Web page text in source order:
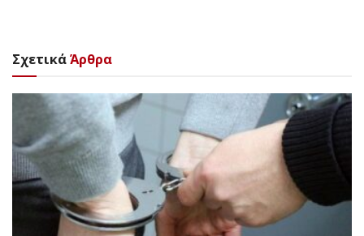
ΣχετικάΆρθρα